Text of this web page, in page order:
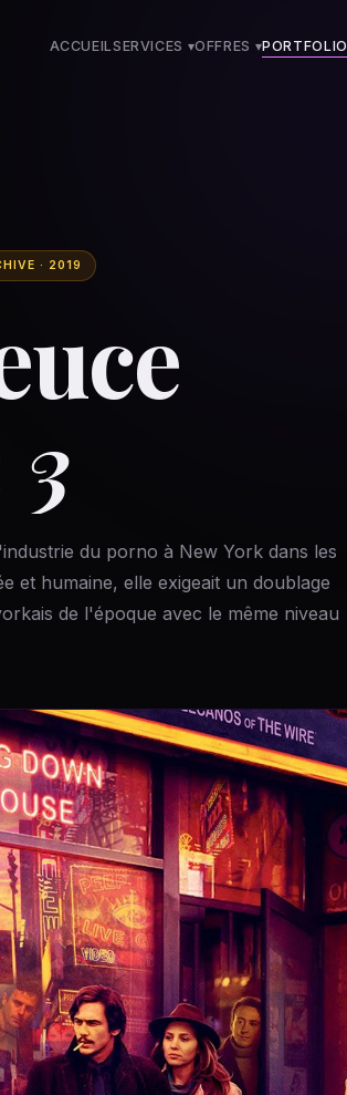
ACCUEILSERVICES ▾OFFRES ▾PORTFOLIO
· 2019
du porno à New York dans les
et humaine, elle exigeait un doublage
de l'époque avec le même niveau